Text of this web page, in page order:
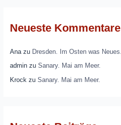
Neueste Kommentare
Anazu Dresden. Im Osten was Neues.
adminzu Sanary. Mai am Meer.
Krock zu Sanary. Mai am Meer.